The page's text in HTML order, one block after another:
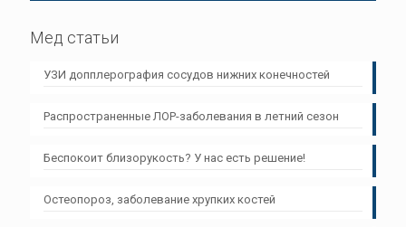
Мед статьи
УЗИ допплерография сосудов нижних конечностей
Распространенные ЛОР-заболевания в летний сезон
Беспокоит близорукость? У нас есть решение!
Остеопороз, заболевание хрупких костей